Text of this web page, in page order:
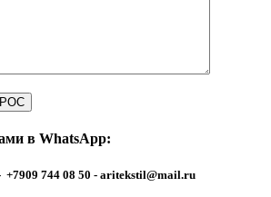
в WhatsApp:
744 08 50 - aritekstil@mail.ru